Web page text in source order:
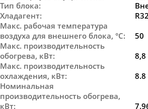
Тип блока:
Хладагент:
R32
Макс. рабочая температура
воздуха для внешнего блока, °С:
50
Макс. производительность
обогрева, кВт:
8,8
Макс. производительность
охлаждения, кВт:
8.8
Номинальная
производительность обогрева,
кВт: